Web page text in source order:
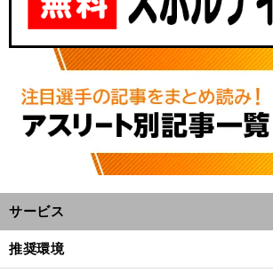
サービス
推奨環境